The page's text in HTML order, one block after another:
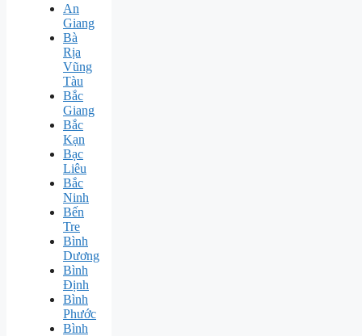
An
Giang
Bà
Rịa
Vũng
Tàu
Bắc
Giang
Bắc
Kạn
Bạc
Liêu
Bắc
Ninh
Bến
Tre
Bình
Dương
Bình
Định
Bình
Phước
Bình